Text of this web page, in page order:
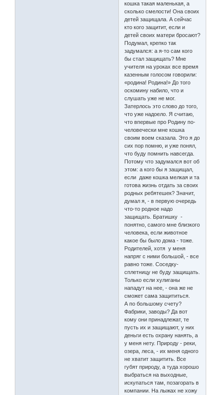
кошка такая маленькая, а
сколько смелости! Она своих
детей защищала. А сейчас
кто кого защитит, если и
детей своих матери бросают?
Подумал, крепко так
задумался: а я-то сам кого
бы стал защищать? Мне
учителя на уроках все время
казенным голосом говорили:
«родина! Родина!» До того
оскомину набило, что и
слушать уже не мог.
Затерлось это слово до того,
что уже надоело. Я считаю,
что впервые про Родину по-
человечески мне кошка
своим воем сказала. Это я до
сих пор помню, и уже понял,
что буду помнить навсегда.
Потому что задумался вот об
этом: а кого бы я защищал,
если даже кошка мелкая и та
готова жизнь отдать за своих
родных ребятешек? Значит,
думал я, - в первую очередь
что-то родное надо
защищать. Братишку -
понятно, самого мне близкого
человека, если животное
какое бы было дома - тоже.
Родителей, хотя у меня
напряг с ними большой, - все
равно тоже. Соседку-
сплетницу не буду защищать.
Только если хулиганы
нападут на нее, - она же не
сможет сама защититься.
А по большому счету?
Фабрики, заводы? Да вот
кому они принадлежат, те
пусть их и защищают, у них
деньги есть охрану нанять, а
у меня нету. Природу - реки,
озера, леса, - их меня одного
не хватит защитить. Все
губят природу, а туда хорошо
выбраться на выходные,
искупаться там, позагорать в
компании. На лыжах не хожу